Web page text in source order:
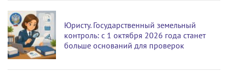
Юристу. Государственный земельный
контроль: с 1 октября 2026 года станет
больше оснований для проверок